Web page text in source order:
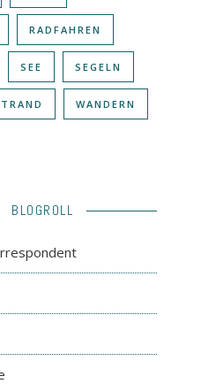
RADFAHREN
SEE SEGELN
WANDERN
BLOGROLL